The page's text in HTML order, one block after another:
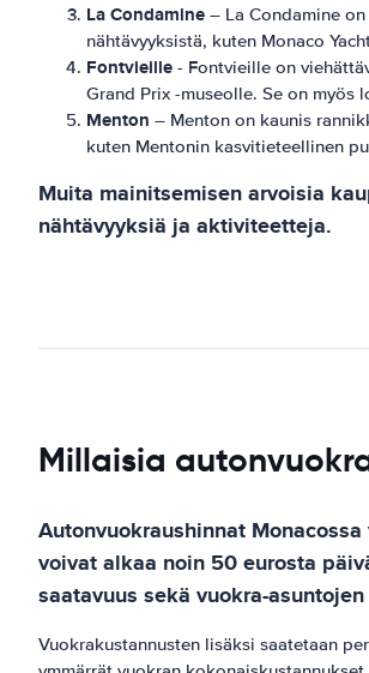
La Condamine – La Condamine
nähtävyyksistä, kuten Monaco
Fontvieille - Fontvieille on
Grand Prix -museolle. Se on
Menton – Menton on kaunis
kuten Mentonin kasvitieteellinen
Muita mainitsemisen arvoisia
nähtävyyksiä ja aktiviteetteja.
Millaisia
Autonvuokraushinnat
voivat alkaa noin 50 eurosta
saatavuus sekä vuokra-
Vuokrakustannusten lisäksi saatetaan